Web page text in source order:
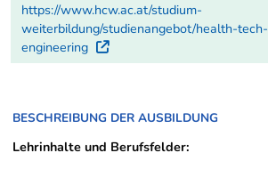
https://www.hcw.ac.at/studium-
weiterbildung/studienangebot/health-
engineering
Externer Link
BESCHREIBUNG DER AUSBILDUNG
Lehrinhalte und Berufsfelder: